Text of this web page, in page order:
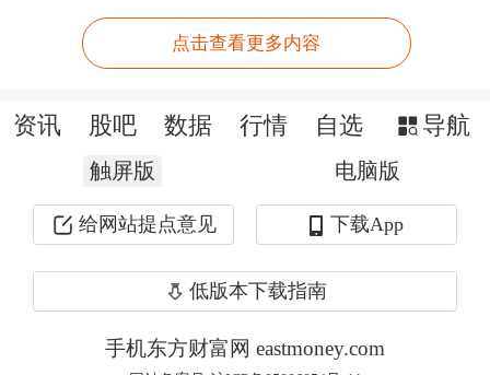
房首付款提取
住房公积金管理办法》和《深圳市住房
公积金提取管理规定》两项文件的修订
征求意见稿。包括：1、拟新增六类提
购买首套或第二套住房的支持力度，
《提取规定》修订征求意见稿拟新增六
点击查看更多内容
资讯 股吧 数据 行情 自选 导航
触屏版 电脑版
给网站提点意见 下载App
低版本下载指南
手机东方财富网 eastmoney.com